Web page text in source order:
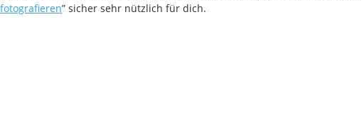
fotografieren” sicher sehr nützlich für dich.